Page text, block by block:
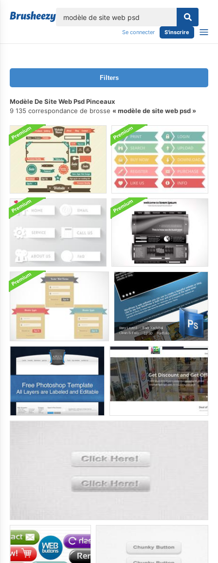
Se connecter S'inscrire
Filters
Modèle De Site Web Psd Pinceaux
9 135 correspondance de brosse
modèle de site web psd